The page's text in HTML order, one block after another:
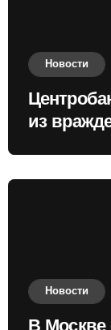
Новости
из
Новости